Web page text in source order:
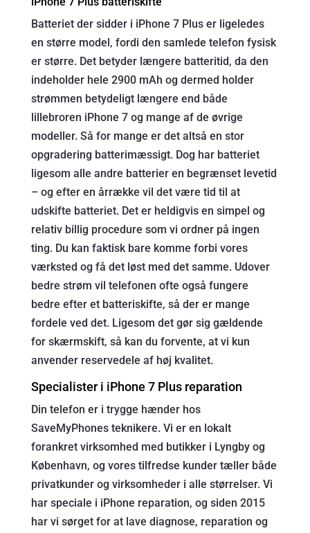
Batteriet der sidder i iPhone 7 Plus er ligeledes
en større model, fordi den samlede telefon fysisk
er større. Det betyder længere batteritid, da den
indeholder hele 2900 mAh og dermed holder
strømmen betydeligt længere end både
lillebroren iPhone 7 og mange af de øvrige
modeller. Så for mange er det altså en stor
opgradering batterimæssigt. Dog har batteriet
ligesom alle andre batterier en begrænset levetid
– og efter en årrække vil det være tid til at
udskifte batteriet. Det er heldigvis en simpel og
relativ billig procedure som vi ordner på ingen
ting. Du kan faktisk bare komme forbi vores
værksted og få det løst med det samme. Udover
bedre strøm vil telefonen ofte også fungere
bedre efter et batteriskifte, så der er mange
fordele ved det. Ligesom det gør sig gældende
for skærmskift, så kan du forvente, at vi kun
anvender reservedele af høj kvalitet.
Specialister i iPhone 7 Plus reparation
Din telefon er i trygge hænder hos
SaveMyPhones teknikere. Vi er en lokalt
forankret virksomhed med butikker i Lyngby og
København, og vores tilfredse kunder tæller både
privatkunder og virksomheder i alle størrelser. Vi
har speciale i iPhone reparation, og siden 2015
har vi sørget for at lave diagnose, reparation og